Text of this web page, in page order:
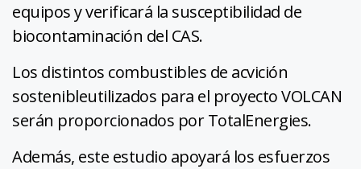
equipos y verificará la susceptibilidad de
biocontaminación del CAS.
Los distintos combustibles de acvición
sostenibleutilizados para el proyecto VOLCAN
serán proporcionados por TotalEnergies.
Además, este estudio apoyará los esfuerzos